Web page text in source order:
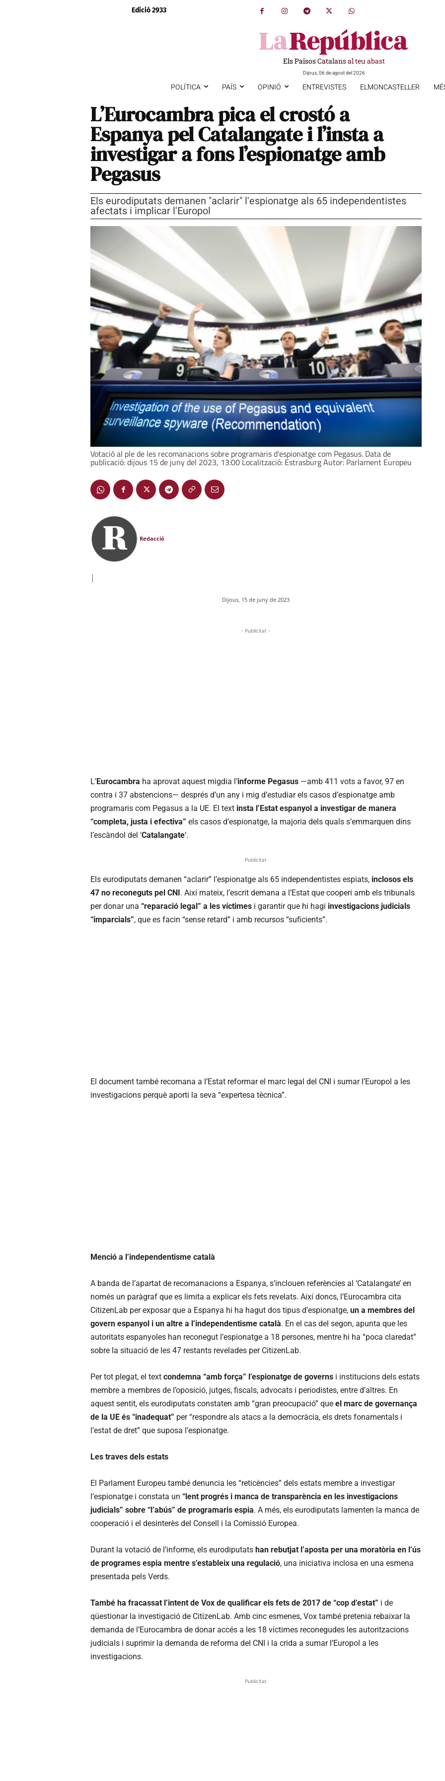
Edició 2933
Els Països Catalans al teu abast
Dijous, 06 de agost del 2026
POLÍTICA PAÍS OPINIÓ ENTREVISTES ELMONCASTELLER
L’Eurocambra pica el crostó a
Espanya pel Catalangate i l’insta a
investigar a fons l’espionatge amb
Pegasus
Els eurodiputats demanen "aclarir" l'espionatge als 65 independentistes
afectats i implicar l'Europol
Votació al ple de les recomanacions sobre programaris d'espionatge com Pegasus. Data de
publicació: dijous 15 de juny del 2023, 13:00 Localització: Estrasburg Autor: Parlament Europeu
Redacció
|
Dijous, 15 de juny de 2023
- Publicitat -
L’Eurocambra ha aprovat aquest migdia l’informe Pegasus —amb 411 vots a favor, 97 en
contra i 37 abstencions— després d’un any i mig d’estudiar els casos d’espionatge amb
programaris com Pegasus a la UE. El text insta l’Estat espanyol a investigar de manera
“completa, justa i efectiva” els casos d’espionatge, la majoria dels quals s’emmarquen dins
l’escàndol del ‘Catalangate‘.
Publicitat
Els eurodiputats demanen “aclarir” l’espionatge als 65 independentistes espiats, inclosos els
47 no reconeguts pel CNI. Així mateix, l’escrit demana a l’Estat que cooperi amb els tribunals
per donar una “reparació legal” a les víctimes i garantir que hi hagi investigacions judicials
“imparcials”, que es facin “sense retard” i amb recursos “suficients”.
El document també recomana a l’Estat reformar el marc legal del CNI i sumar l’Europol a les
investigacions perquè aporti la seva “expertesa tècnica”.
Menció a l’independentisme català
A banda de l’apartat de recomanacions a Espanya, s’inclouen referències al ‘Catalangate’ en
només un paràgraf que es limita a explicar els fets revelats. Així doncs, l’Eurocambra cita
CitizenLab per exposar que a Espanya hi ha hagut dos tipus d’espionatge, un a membres del
govern espanyol i un altre a l’independentisme català. En el cas del segon, apunta que les
autoritats espanyoles han reconegut l’espionatge a 18 persones, mentre hi ha “poca claredat”
sobre la situació de les 47 restants revelades per CitizenLab.
Per tot plegat, el text condemna “amb força” l’espionatge de governs i institucions dels estats
membre a membres de l’oposició, jutges, fiscals, advocats i periodistes, entre d’altres. En
aquest sentit, els eurodiputats constaten amb “gran preocupació” que el marc de governança
de la UE és “inadequat” per “respondre als atacs a la democràcia, els drets fonamentals i
l’estat de dret” que suposa l’espionatge.
Les traves dels estats
El Parlament Europeu també denuncia les “reticències” dels estats membre a investigar
l’espionatge i constata un “lent progrés i manca de transparència en les investigacions
judicials” sobre “l’abús” de programaris espia. A més, els eurodiputats lamenten la manca de
cooperació i el desinterès del Consell i la Comissió Europea.
Durant la votació de l’informe, els eurodiputats han rebutjat l’aposta per una moratòria en l’ús
de programes espia mentre s’estableix una regulació, una iniciativa inclosa en una esmena
presentada pels Verds.
També ha fracassat l’intent de Vox de qualificar els fets de 2017 de “cop d’estat” i de
qüestionar la investigació de CitizenLab. Amb cinc esmenes, Vox també pretenia rebaixar la
demanda de l’Eurocambra de donar accés a les 18 víctimes reconegudes les autoritzacions
judicials i suprimir la demanda de reforma del CNI i la crida a sumar l’Europol a les
investigacions.
Publicitat